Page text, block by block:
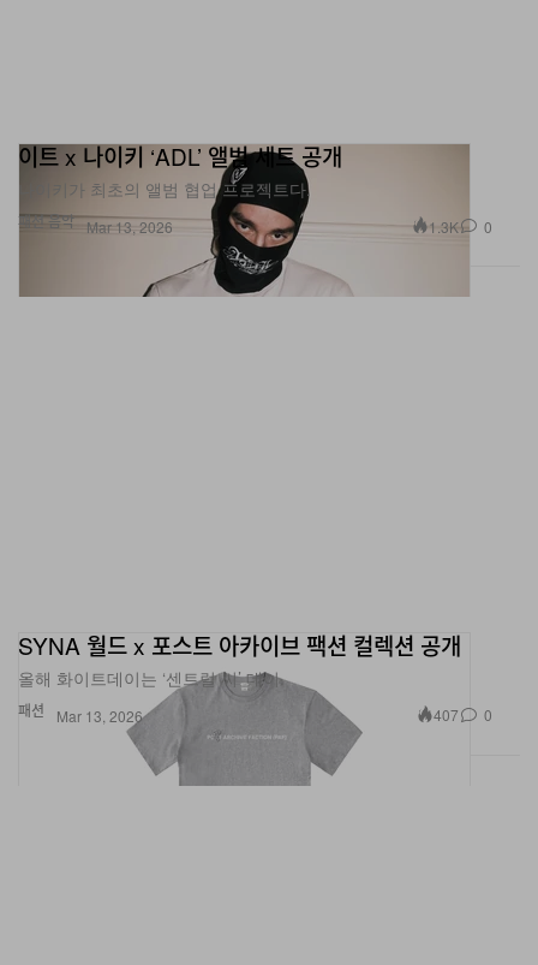
패션음악
이트 x 나이키 ‘ADL’ 앨범 세트 공개
나이키가 최초의 앨범 협업 프로젝트다.
Mar 13, 2026 1.3K 0
패션
SYNA 월드 x 포스트 아카이브 팩션 컬렉션 공개
올해 화이트데이는 ‘센트럴 씨’ 데이.
Mar 13, 2026 407 0